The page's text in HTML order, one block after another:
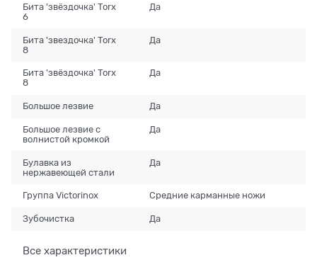
Бита 'звёздочка' Torx
6
Да
Бита 'звездочка' Torx
8
Да
Бита 'звёздочка' Torx
8
Да
Большое лезвие Да
Большое лезвие с
волнистой кромкой
Да
Булавка из
нержавеющей стали
Да
Группа Victorinox Средние карманные ножи
Зубочистка Да
Все характеристики